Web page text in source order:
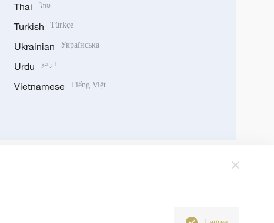
Thai ไทย
Turkish Türkçe
Ukrainian Українська
Urdu اردو
Vietnamese Tiếng Việt